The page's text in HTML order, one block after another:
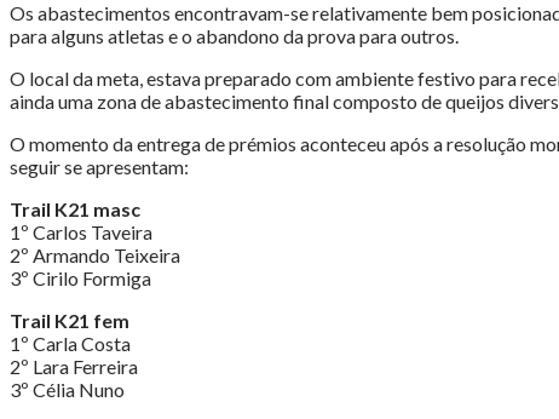
Os abastecimentos encontravam-se relativamente bem
para alguns atletas e o abandono da prova para outros.
O local da meta, estava preparado com ambiente festivo para
ainda uma zona de abastecimento final composto de queijos
O momento da entrega de prémios aconteceu após a resolução
seguir se apresentam:
Trail K21 masc
1º Carlos Taveira
2º Armando Teixeira
3º Cirilo Formiga
Trail K21 fem
1º Carla Costa
2º Lara Ferreira
3º Célia Nuno